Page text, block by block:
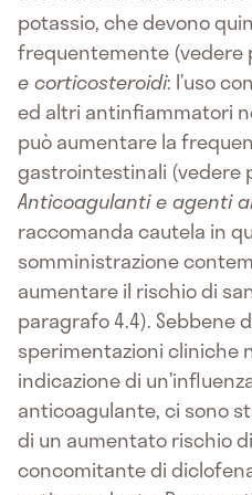
potassio, che devono
frequentemente (vedere
e corticosteroidi: l’uso
ed altri antinfiammatori
può aumentare la
gastrointestinali (vedere
Anticoagulanti e agenti
raccomanda cautela in
somministrazione
aumentare il rischio di
paragrafo 4.4). Sebbene
sperimentazioni cliniche
indicazione di
anticoagulante, ci sono
di un aumentato rischio
concomitante di